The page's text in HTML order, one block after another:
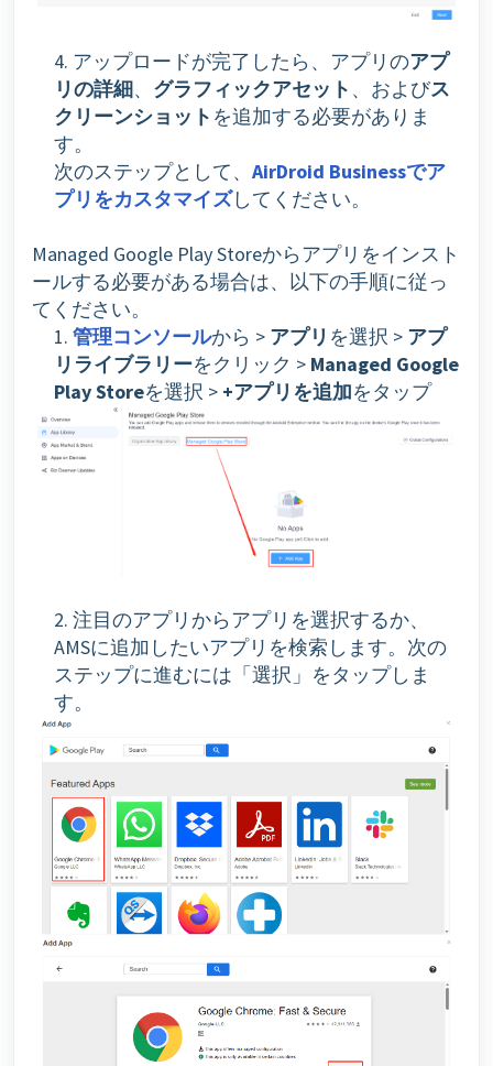
4. アップロードが完了したら、アプリのアプ
リの詳細、 グラフィックアセット 、およびス
クリーンショット を追加する必要がありま
す。
次のステップとして、 AirDroid Businessでア
プリをカスタマイズしてください。
Managed Google Play Storeからアプリをインスト
ールする必要がある場合は、以下の手順に従っ
てください。
1. 管理コンソールから > アプリ を選択 > アプ
リライブラリーをクリック > Managed Google
Play Storeを選択 > +アプリを追加をタップ
2. 注目のアプリからアプリを選択するか、
AMSに追加したいアプリを検索します。次の
ステップに進むには「選択」をタップしま
す。